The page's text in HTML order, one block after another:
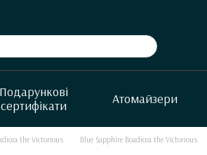
Подарункові
сертифікати
Aтомайзери
the Victorious Blue Sapphire Boadicea the Victorious